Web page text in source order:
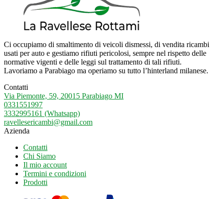
Ci occupiamo di smaltimento di veicoli dismessi, di vendita ricambi
usati per auto e gestiamo rifiuti pericolosi, sempre nel rispetto delle
normative vigenti e delle leggi sul trattamento di tali rifiuti.
Lavoriamo a Parabiago ma operiamo su tutto l’hinterland milanese.
Contatti
Via Piemonte, 59, 20015 Parabiago MI
0331551997
3332995161 (Whatsapp)
ravellesericambi@gmail.com
Azienda
Contatti
Chi Siamo
Il mio account
Termini e condizioni
Prodotti